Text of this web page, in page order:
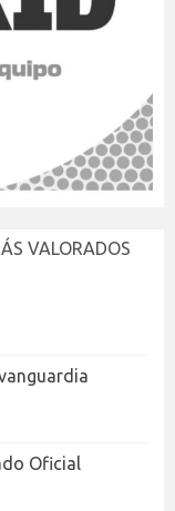
VALORADOS
Oficial